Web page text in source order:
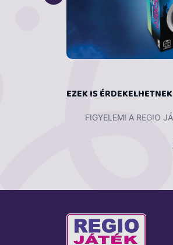
EZEK IS
FIGYELEM! A REGIO